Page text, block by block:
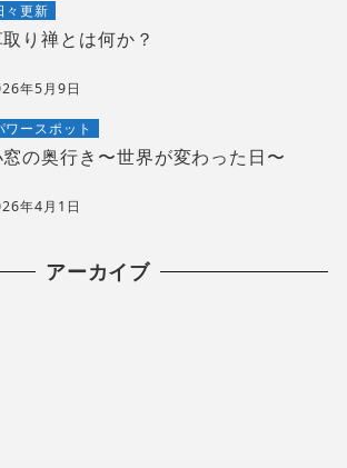
々更新
り禅とは何か？
年5月9日
ワースポット
の奥行き〜世界が変わった日〜
年4月1日
アーカイブ